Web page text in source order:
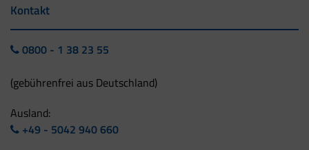
Kontakt
0800 - 1 38 23 55
(gebührenfrei aus Deutschland)
Ausland:
+49 - 5042 940 660